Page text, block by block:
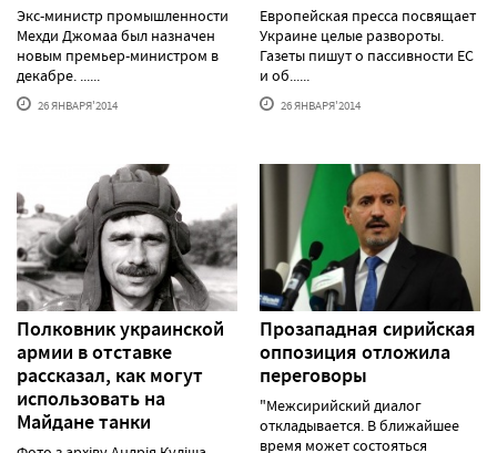
Экс-министр промышленности
Мехди Джомаа был назначен
новым премьер-министром в
декабре. ......
26 ЯНВАРЯ'2014
Европейская пресса посвящает
Украине целые развороты.
Газеты пишут о пассивности ЕС
и об......
26 ЯНВАРЯ'2014
Полковник украинской
армии в отставке
рассказал, как могут
использовать на
Майдане танки
Прозападная сирийская
оппозиция отложила
переговоры
"Межсирийский диалог
откладывается. В ближайшее
время может состояться